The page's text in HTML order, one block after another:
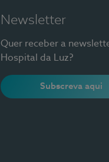
Newsletter
Quer receber a
Hospital da Luz?
Subscreva aqui